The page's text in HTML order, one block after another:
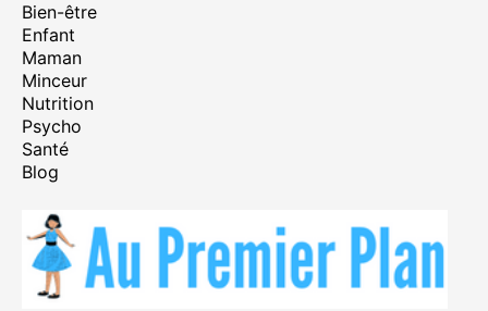
Bien-être
Enfant
Maman
Minceur
Nutrition
Psycho
Santé
Blog